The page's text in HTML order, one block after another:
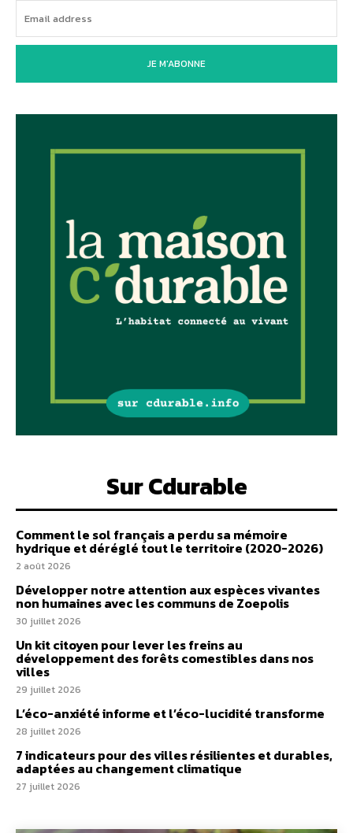
JE M'ABONNE
Sur Cdurable
Comment le sol français a perdu sa mémoire
hydrique et déréglé tout le territoire (2020-2026)
2 août 2026
Développer notre attention aux espèces vivantes
non humaines avec les communs de Zoepolis
30 juillet 2026
Un kit citoyen pour lever les freins au
développement des forêts comestibles dans nos
villes
29 juillet 2026
L’éco-anxiété informe et l’éco-lucidité transforme
28 juillet 2026
7 indicateurs pour des villes résilientes et durables,
adaptées au changement climatique
27 juillet 2026